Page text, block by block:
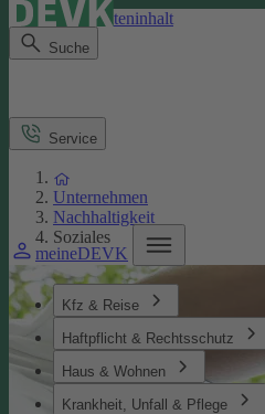
Direkt zum Seiteninhalt
Suche
meineDEVK
Kfz & Reise
Haftpflicht & Rechtsschutz
Haus & Wohnen
Krankheit, Unfall & Pflege
Service
Unternehmen
Nachhaltigkeit
Soziales